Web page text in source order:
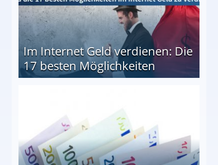
Im Internet Geld verdienen: Die
17 besten Möglichkeiten